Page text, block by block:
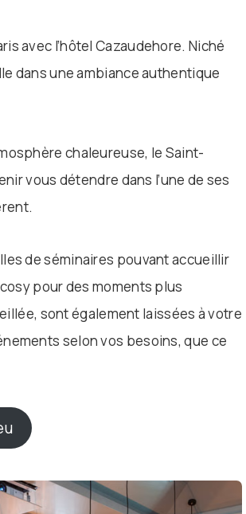
avec l’hôtel Cazaudehore. Niché
dans une ambiance authentique
chaleureuse, le Saint-
vous détendre dans l’une de ses
de séminaires pouvant accueillir
pour des moments plus
sont également laissées à votre
selon vos besoins, que ce